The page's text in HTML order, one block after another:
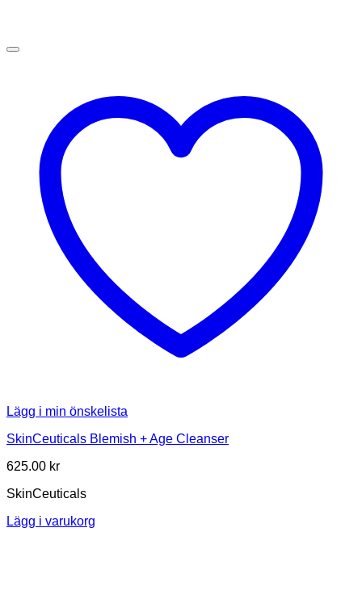
Lägg i min önskelista
SkinCeuticals Blemish + Age Cleanser
625.00 kr
SkinCeuticals
Lägg i varukorg